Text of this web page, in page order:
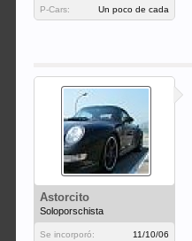
P-Cars:
Un poco de cada
Astorcito
Soloporschista
Se incorporó:
11/10/06